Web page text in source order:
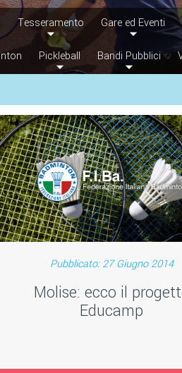
Tesseramento Gare ed Eventi
Pickleball Bandi Pubblici
Pubblicato: 27 Giugno 2014
Molise: ecco il
Educamp